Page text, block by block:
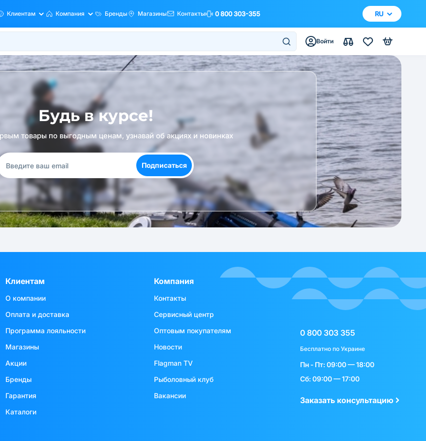
Клиентам Компания Бренды Магазины Контакты 0 800 303-355 RU
Войти
Будь в курсе!
товары по выгодным ценам, узнавай об акциях и новинках
Подписаться
Клиентам
О компании
Оплата и доставка
Программа лояльности
Магазины
Акции
Бренды
Гарантия
Каталоги
Компания
Контакты
Сервисный центр
Оптовым покупателям
Новости
Flagman TV
Рыболовный клуб
Вакансии
0 800 303 355
Бесплатно по Украине
Пн - Пт: 09:00 — 18:00
Сб: 09:00 — 17:00
Заказать консультацию